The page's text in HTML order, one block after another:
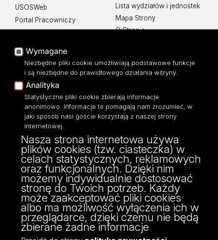
USOSWeb
Portal Pracowniczy
Baza Aktów Własnych
Moodle
Eksperci UŁ
Polityka Prywatności
Dostępność
Lista wydziałów i jednostek
Mapa Strony
O Stronie
ul. Narutowicza 68, 90-136 Łódź
NIP: 724 000 32 43
Adres do doręczeń elektronicznych (ADE):
AE:PL-74796-17640-IHHIV-17
KONTAKT
Wymagane
Niezbędne pliki cookie umożliwiają podstawowe funkcje
i są niezbędne do prawidłowego działania witryny.
Analityka
Statystyczne pliki cookie zbierają informacje
anonimowo. Informacje te pomagają nam zrozumieć, w
jaki sposób nasi goście korzystają z naszej strony
internetowej.
Nasza strona internetowa używa
plików cookies (tzw. ciasteczka) w
celach statystycznych, reklamowych
oraz funkcjonalnych. Dzięki nim
możemy indywidualnie dostosować
stronę do Twoich potrzeb. Każdy
może zaakceptować pliki cookies
albo ma możliwość wyłączenia ich w
przeglądarce, dzięki czemu nie będą
zbierane żadne informacje